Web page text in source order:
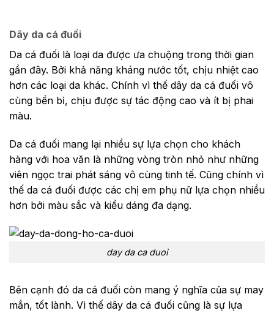
Dây da cá đuối
Da cá đuối là loại da được ưa chuộng trong thời gian
gần đây. Bởi khả năng kháng nước tốt, chịu nhiệt cao
hơn các loại da khác. Chính vì thế dây da cá đuối vô
cùng bền bỉ, chịu được sự tác động cao và ít bị phai
màu.
Da cá đuối mang lại nhiều sự lựa chọn cho khách
hàng với hoa văn là những vòng tròn nhỏ như những
viên ngọc trai phát sáng vô cùng tinh tế. Cũng chính vì
thế da cá đuối được các chị em phụ nữ lựa chọn nhiều
hơn bởi màu sắc và kiểu dáng đa dạng.
day da ca duoi
Bên cạnh đó da cá đuối còn mang ý nghĩa của sự may
mắn, tốt lành. Vì thế dây da cá đuối cũng là sự lựa